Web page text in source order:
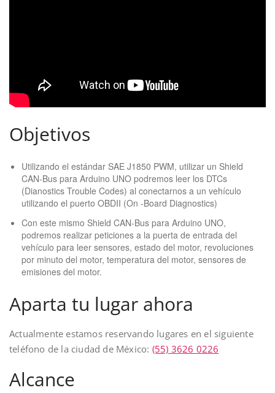
Objetivos
Utilizando el estándar SAE J1850 PWM, utilizar un Shield
CAN-Bus para Arduino UNO podremos leer los DTCs
(Dianostics Trouble Codes) al conectarnos a un vehículo
utilizando el puerto OBDII (On -Board Diagnostics)
Con este mismo Shield CAN-Bus para Arduino UNO,
podremos realizar peticiones a la puerta de entrada del
vehículo para leer sensores, estado del motor, revoluciones
por minuto del motor, temperatura del motor, sensores de
emisiones del motor.
Aparta tu lugar ahora
Actualmente estamos reservando lugares en el siguiente
teléfono de la ciudad de México: (55) 3626 0226
Alcance